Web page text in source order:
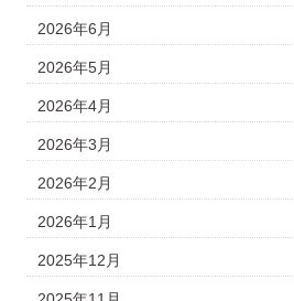
2026年6月
2026年5月
2026年4月
2026年3月
2026年2月
2026年1月
2025年12月